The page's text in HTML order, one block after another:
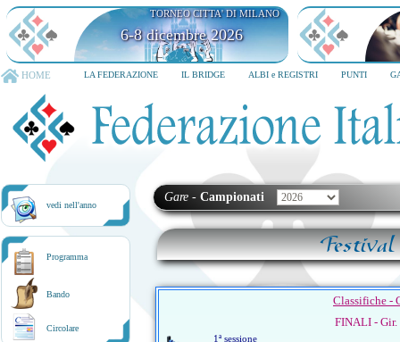
TORNEO CITTA' DI MILANO
6-8 dicembre 2026
HOME LA FEDERAZIONE IL BRIDGE ALBI e REGISTRI PUNTI
vedi nell'anno
Programma
Bando
Circolare
Gare - Campionati
Festival
Classifiche -
FINALI -
1ª sessione